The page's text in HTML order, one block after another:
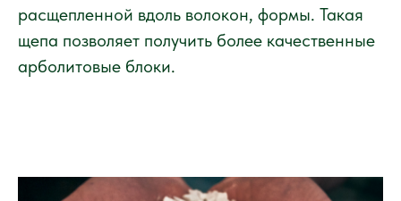
расщепленной вдоль волокон, формы. Такая
щепа позволяет получить более качественные
арболитовые блоки.